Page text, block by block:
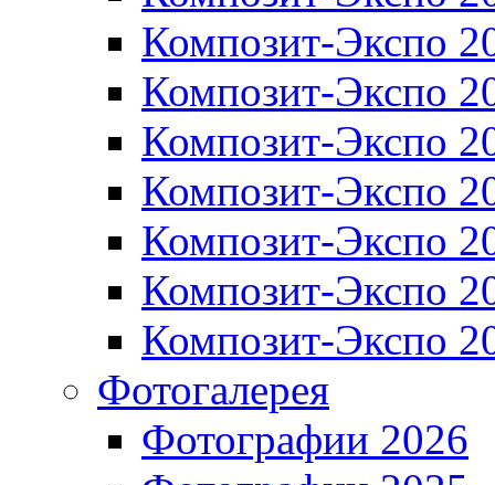
Композит-Экспо
Композит-Экспо
Композит-Экспо
Композит-Экспо
Композит-Экспо
Композит-Экспо
Композит-Экспо
Фотогалерея
Фотографии 2026